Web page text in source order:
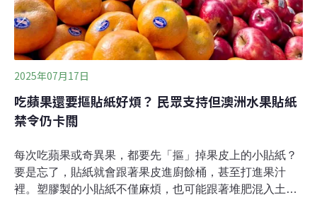
的核心熱區。高暴露風險區有115萬名15歲以下兒童，159
萬名65歲以上年長者
2025年07月17日
吃蘋果還要摳貼紙好煩？ 民眾支持但澳洲水果貼紙
禁令仍卡關
每次吃蘋果或奇異果，都要先「摳」掉果皮上的小貼紙？
要是忘了，貼紙就會跟著果皮進廚餘桶，甚至打進果汁
裡。塑膠製的小貼紙不僅麻煩，也可能跟著堆肥混入土